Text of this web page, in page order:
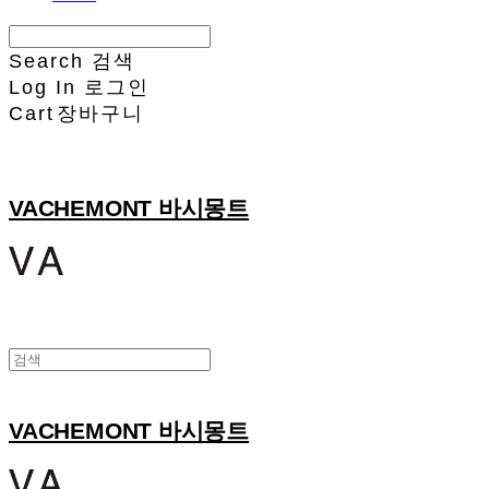
Search 검색
Log In
로그인
Cart 장바구니
VACHEMONT 바시몽트
VACHEMONT 바시몽트